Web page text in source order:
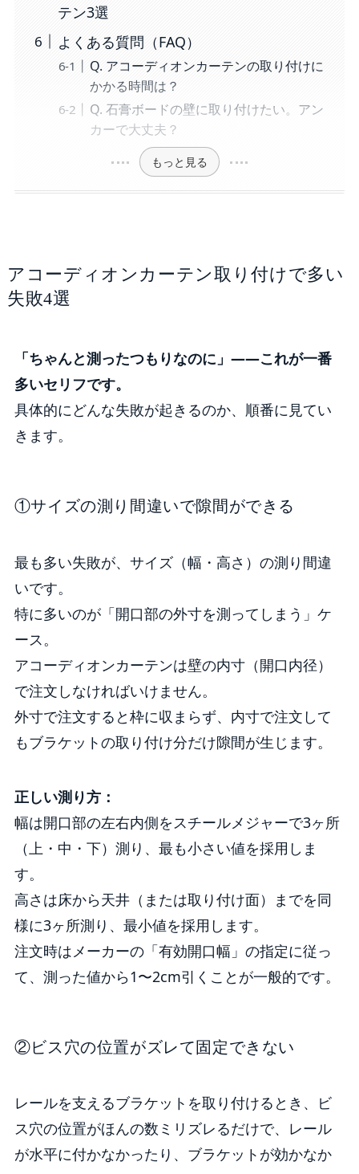
テン3選
よくある質問（FAQ）
Q. アコーディオンカーテンの取り付けに
かかる時間は？
Q. 石膏ボードの壁に取り付けたい。アン
カーで大丈夫？
もっと見る
アコーディオンカーテン取り付けで多い
失敗4選
「ちゃんと測ったつもりなのに」——これが一番
多いセリフです。
具体的にどんな失敗が起きるのか、順番に見てい
きます。
①サイズの測り間違いで隙間ができる
最も多い失敗が、サイズ（幅・高さ）の測り間違
いです。
特に多いのが「開口部の外寸を測ってしまう」ケ
ース。
アコーディオンカーテンは壁の内寸（開口内径）
で注文しなければいけません。
外寸で注文すると枠に収まらず、内寸で注文して
もブラケットの取り付け分だけ隙間が生じます。
正しい測り方：
幅は開口部の左右内側をスチールメジャーで3ヶ所
（上・中・下）測り、最も小さい値を採用しま
す。
高さは床から天井（または取り付け面）までを同
様に3ヶ所測り、最小値を採用します。
注文時はメーカーの「有効開口幅」の指定に従っ
て、測った値から1〜2cm引くことが一般的です。
②ビス穴の位置がズレて固定できない
レールを支えるブラケットを取り付けるとき、ビ
ス穴の位置がほんの数ミリズレるだけで、レール
が水平に付かなかったり、ブラケットが効かなか